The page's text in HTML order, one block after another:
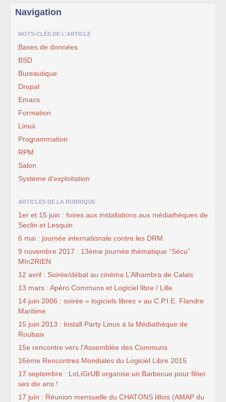
Navigation
MOTS-CLÉS DE L'ARTICLE
Bases de données
BSD
Bureautique
Drupal
Emacs
Formation
Linux
Programmation
RPM
Salon
Système d’exploitation
ARTICLES DE LA RUBRIQUE
1er et 15 juin : foires aux installations aux médiathèques de
Seclin et Lesquin
6 mai : journée internationale contre les DRM
9 novembre 2017 : 13ème journée thématique “Sécu”
MIn2RIEN
12 avril : Soirée/débat au cinéma L’Alhambra de Calais
13 mars : Apéro Communs et Logiciel libre / Lille
14 juin 2006 : soirée « logiciels libres » au C.P.I.E. Flandre
Maritime
15 juin 2013 : Install Party Linux à la Médiathèque de
Roubaix
15e rencontre vers l’Assemblée des Communs
16ème Rencontres Mondiales du Logiciel Libre 2015
17 septembre : LoLiGrUB organise un Barbecue pour fêter
ses dix ans !
17 juin : Réunion mensuelle du CHATONS lillois (AMAP du